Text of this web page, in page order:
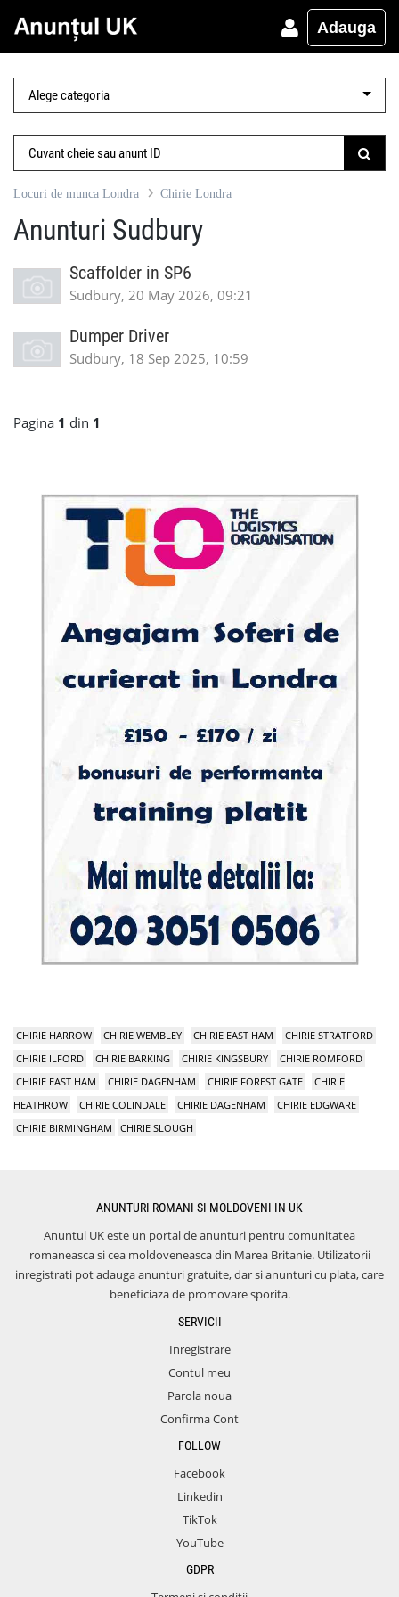
Adauga
Locuri de munca Londra Chirie Londra
Anunturi Sudbury
Scaffolder in SP6
Sudbury, 20 May 2026, 09:21
Dumper Driver
Sudbury, 18 Sep 2025, 10:59
Pagina 1 din 1
CHIRIE HARROW CHIRIE WEMBLEY CHIRIE EAST HAM
CHIRIE STRATFORD
CHIRIE ILFORD
CHIRIE BARKING CHIRIE KINGSBURY
CHIRIE ROMFORD
CHIRIE EAST HAM
CHIRIE DAGENHAM CHIRIE FOREST GATE
CHIRIE
HEATHROW
CHIRIE COLINDALE CHIRIE DAGENHAM
CHIRIE EDGWARE
CHIRIE BIRMINGHAM
CHIRIE SLOUGH
ANUNTURI ROMANI SI MOLDOVENI IN UK
Anuntul UK este un portal de anunturi pentru comunitatea
romaneasca si cea moldoveneasca din Marea Britanie. Utilizatorii
inregistrati pot adauga anunturi gratuite, dar si anunturi cu plata, care
beneficiaza de promovare sporita.
SERVICII
Inregistrare
Contul meu
Parola noua
Confirma Cont
FOLLOW
Facebook
Linkedin
TikTok
YouTube
GDPR